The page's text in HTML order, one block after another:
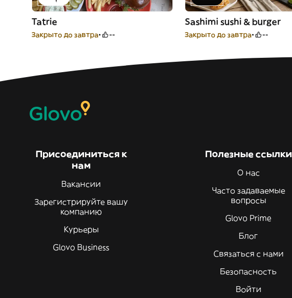
Tatrie
Закрыто до завтра --
Sashimi sushi & burger
Закрыто до завтра --
Присоединиться к
нам
Вакансии
Зарегистрируйте вашу
компанию
Курьеры
Glovo Business
Полезные ссылки
О нас
Часто задаваемые
вопросы
Glovo Prime
Блог
Связаться с нами
Безопасность
Войти